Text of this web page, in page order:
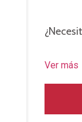
Ver más